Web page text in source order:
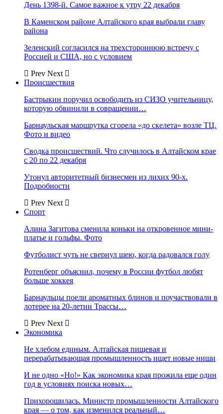
День 1398-й. Самое важное к утру 22 декабря
В Каменском районе Алтайского края выбрали главу
района
Зеленский согласился на трехстороннюю встречу с
Россией и США, но с условием
Prev Next
Происшествия
Бастрыкин поручил освободить из СИЗО учительницу,
которую обвинили в совращении…
Барнаульская маршрутка сгорела «до скелета» возле ТЦ.
Фото и видео
Сводка происшествий. Что случилось в Алтайском крае
с 20 по 22 декабря
Утонул авторитетный бизнесмен из лихих 90-х.
Подробности
Prev Next
Спорт
Алина Загитова сменила коньки на откровенное мини-
платье и гольфы. Фото
Футболист чуть не свернул шею, когда радовался голу
Ротенберг объяснил, почему в России футбол любят
больше хоккея
Барнаульцы поели ароматных блинов и поучаствовали в
лотерее на 20-летии Трассы…
Prev Next
Экономика
Не хлебом единым. Алтайская пищевая и
перерабатывающая промышленность ищет новые ниши
И не одно «Но!» Как экономика края прожила еще один
год в условиях поиска новых…
Прихорошилась. Министр промышленности Алтайского
края — о том, как изменился реальный…